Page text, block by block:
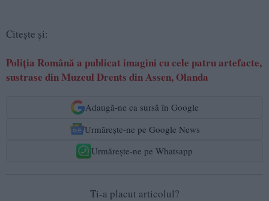
Citește și:
Poliția Română a publicat imagini cu cele patru artefacte,
sustrase din Muzeul Drents din Assen, Olanda
Adaugă-ne ca sursă în Google
Urmărește-ne pe Google News
Urmărește-ne pe Whatsapp
Ti-a placut articolul?